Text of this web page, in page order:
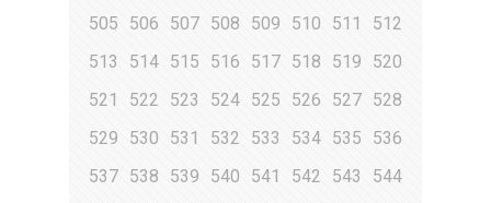
505
506 507 508 509 510 511
512
513
514 515 516 517 518 519
520
521
522 523 524 525 526 527 528
529
530 531 532 533 534 535
536
537 538 539 540 541 542 543
544